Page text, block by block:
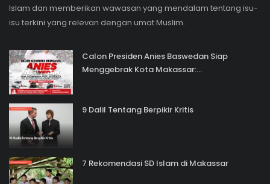
Islam dan memberikan wawasan yang mendalam tentang isu-
isu terkini yang relevan dengan umat Muslim.
Calon Presiden Anies Baswedan Siap
Menggebrak Kota Makassar:...
9 Dalil Tentang Berpikir Kritis
7 Rekomendasi SD Islam di Makassar